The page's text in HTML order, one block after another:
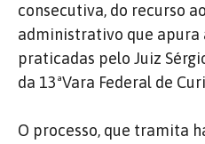
consecutiva, do recurso
administrativo que
praticadas pelo Juiz
da 13ªVara Federal de
O processo, que tramita